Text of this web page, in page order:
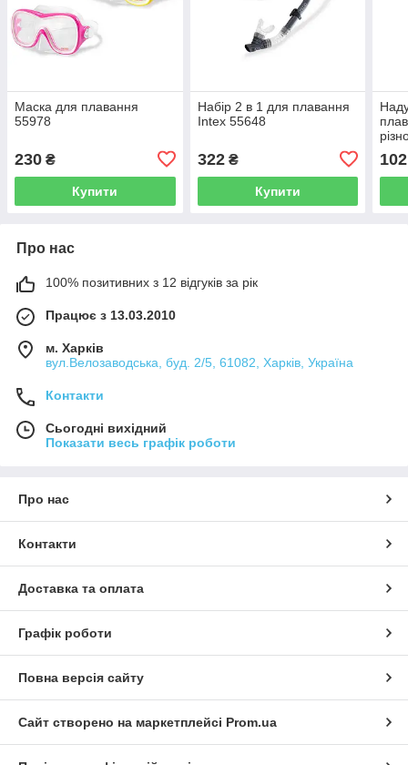
Маска для плавання
55978
230 ₴
Купити
Набір 2 в 1 для плавання
Intex 55648
322₴
Купити
102
Про нас
100% позитивних з 12 відгуків за рік
Працює з 13.03.2010
м. Харків
вул.Велозаводська, буд. 2/5, 61082, Харків, Україна
Контакти
Сьогодні вихідний
Показати весь графік роботи
Про нас
Контакти
Доставка та оплата
Графік роботи
Повна версія сайту
Сайт створено на маркетплейсі Prom.ua